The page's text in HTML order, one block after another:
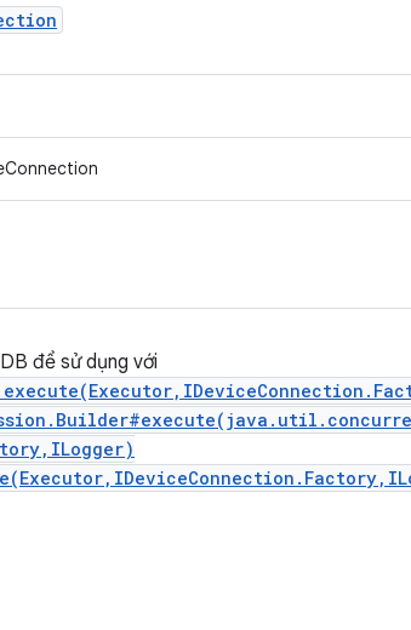
để sử dụng với